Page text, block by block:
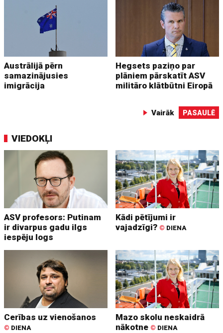
Austrālijā pērn
samazinājusies
imigrācija
Hegsets paziņo par
plāniem pārskatīt ASV
militāro klātbūtni Eiropā
Vairāk PASAULĒ
VIEDOKĻI
ASV profesors: Putinam
ir divarpus gadu ilgs
iespēju logs
Kādi pētījumi ir
vajadzīgi? © DIENA
Cerības uz vienošanos
© DIENA
Mazo skolu neskaidrā
nākotne © DIENA